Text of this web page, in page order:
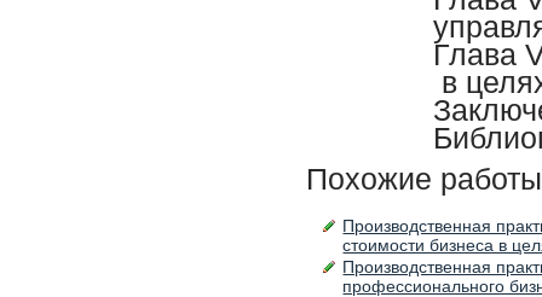
Глава
в
Похожие
Производственная
стоимости бизнеса в
Производственная
профессионального